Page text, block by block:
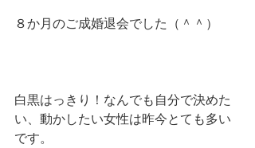
８か月のご成婚退会でした（＾＾）
白黒はっきり！なんでも自分で決めた
い、動かしたい女性は昨今とても多い
です。